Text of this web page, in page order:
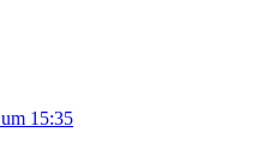
15:35